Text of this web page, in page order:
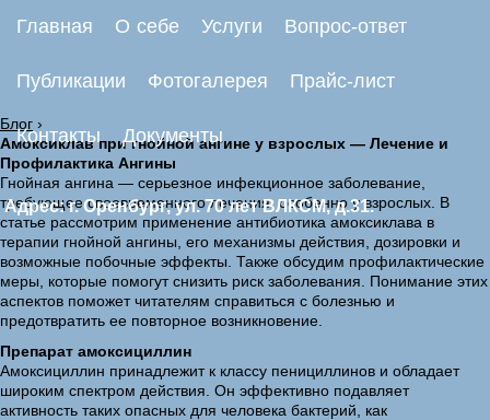
Главная О себе Услуги Вопрос-ответ
Публикации Фотогалерея Прайс-лист
Контакты Документы
Адрес: г. Оренбург, ул. 70 лет ВЛКСМ, д.31.
Блог ›
Амоксиклав при гнойной ангине у взрослых — Лечение и
Профилактика Ангины
Гнойная ангина — серьезное инфекционное заболевание,
требующее своевременного лечения, особенно у взрослых. В
статье рассмотрим применение антибиотика амоксиклава в
терапии гнойной ангины, его механизмы действия, дозировки и
возможные побочные эффекты. Также обсудим профилактические
меры, которые помогут снизить риск заболевания. Понимание этих
аспектов поможет читателям справиться с болезнью и
предотвратить ее повторное возникновение.
Препарат амоксициллин
Амоксициллин принадлежит к классу пенициллинов и обладает
широким спектром действия. Он эффективно подавляет
активность таких опасных для человека бактерий, как